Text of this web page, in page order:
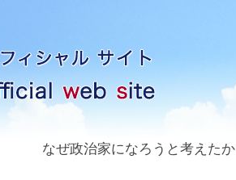
なぜ政治家になろうと考えたか